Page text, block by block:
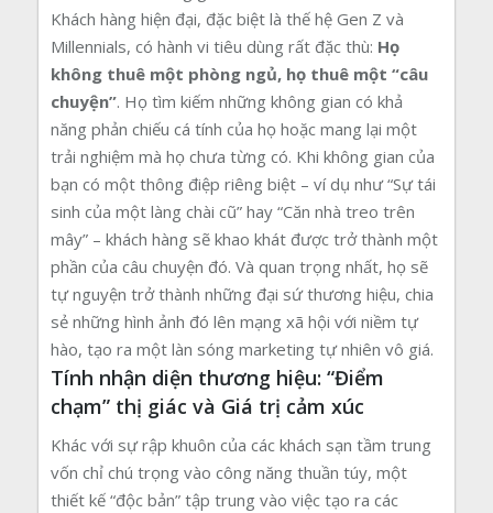
Khách hàng hiện đại, đặc biệt là thế hệ Gen Z và
Millennials, có hành vi tiêu dùng rất đặc thù: Họ
không thuê một phòng ngủ, họ thuê một “câu
chuyện”. Họ tìm kiếm những không gian có khả
năng phản chiếu cá tính của họ hoặc mang lại một
trải nghiệm mà họ chưa từng có. Khi không gian của
bạn có một thông điệp riêng biệt – ví dụ như “Sự tái
sinh của một làng chài cũ” hay “Căn nhà treo trên
mây” – khách hàng sẽ khao khát được trở thành một
phần của câu chuyện đó. Và quan trọng nhất, họ sẽ
tự nguyện trở thành những đại sứ thương hiệu, chia
sẻ những hình ảnh đó lên mạng xã hội với niềm tự
hào, tạo ra một làn sóng marketing tự nhiên vô giá.
Tính nhận diện thương hiệu: “Điểm
chạm” thị giác và Giá trị cảm xúc
Khác với sự rập khuôn của các khách sạn tầm trung
vốn chỉ chú trọng vào công năng thuần túy, một
thiết kế “độc bản” tập trung vào việc tạo ra các